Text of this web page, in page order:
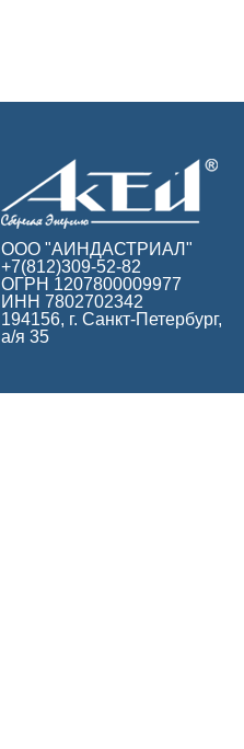
ООО "АИНДАСТРИАЛ"
+7(812)309-52-82
ОГРН 1207800009977
ИНН 7802702342
194156, г. Санкт-Петербург,
а/я 35